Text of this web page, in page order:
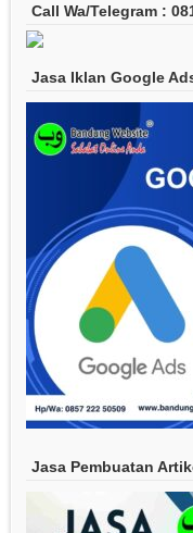
Call Wa/Telegram :
Jasa Iklan Google
Jasa Pembuatan